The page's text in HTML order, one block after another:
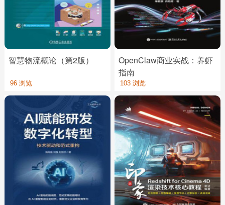
智慧物流概论（第2版）
96 浏览
OpenClaw商业实战：养虾
指南
103 浏览